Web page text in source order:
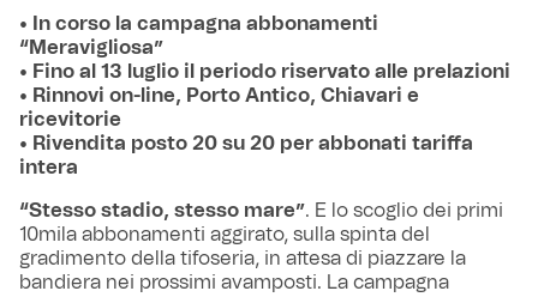
• In corso la campagna abbonamenti
“Meravigliosa”
• Fino al 13 luglio il periodo riservato alle prelazioni
• Rinnovi on-line, Porto Antico, Chiavari e
ricevitorie
• Rivendita posto 20 su 20 per abbonati tariffa
intera
“Stesso stadio, stesso mare”. E lo scoglio dei primi
10mila abbonamenti aggirato, sulla spinta del
gradimento della tifoseria, in attesa di piazzare la
bandiera nei prossimi avamposti. La campagna